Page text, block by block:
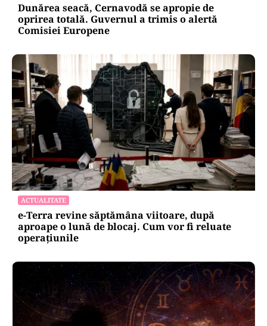
Dunărea seacă, Cernavodă se apropie de
oprirea totală. Guvernul a trimis o alertă
Comisiei Europene
ACTUALITATE
e-Terra revine săptămâna viitoare, după
aproape o lună de blocaj. Cum vor fi reluate
operațiunile